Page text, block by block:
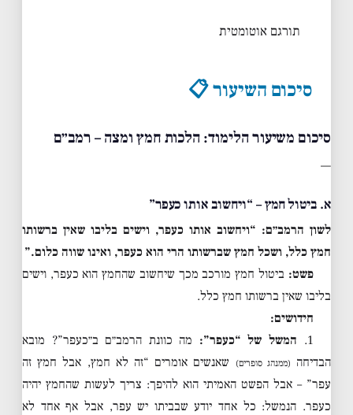
תורגם אוטומטית
סיכום השיעור 📋
סיכום משיעור הלימוד: הלכות חמץ ומצה – רמב״ם
—
א. ביטול חמץ – “ויחשוב אותו כעפר”
לשון הרמב״ם: “ויחשוב אותו כעפר, וישים בליבו שאין ברשותו
חמץ כלל, ושכל חמץ שברשותו הרי הוא כעפר, ואינו שווה כלום.”
פשט: ביטול חמץ מורכב מכך שיחשוב שהחמץ הוא כעפר, וישים
בליבו שאין ברשותו חמץ כלל.
חידושים:
1.
המשל של “כעפר”: מה כוונת הרמב״ם ב״כעפר”? מובא
הבדיחה (ממנהג סופרים) שאנשים אומרים “זה לא חמץ, אבל חמץ זה
עפר” – אבל הפשט האמיתי הוא להיפך: צריך לעשות שהחמץ יהיה
כעפר. הנמשל: כל אחד יודע שבביתו יש עפר, אבל אף אחד לא